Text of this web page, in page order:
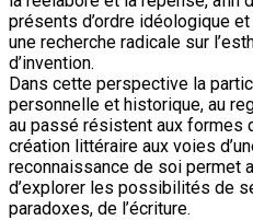
présents d’ordre idéologique
une recherche radicale sur
d’invention.
Dans cette perspective la
personnelle et historique, au
au passé résistent aux formes
création littéraire aux voies
reconnaissance de soi permet
d’explorer les possibilités de
paradoxes, de l’écriture.